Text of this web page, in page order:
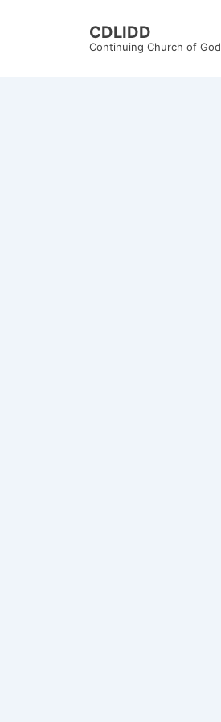
CDLIDD
Continuing Church of God